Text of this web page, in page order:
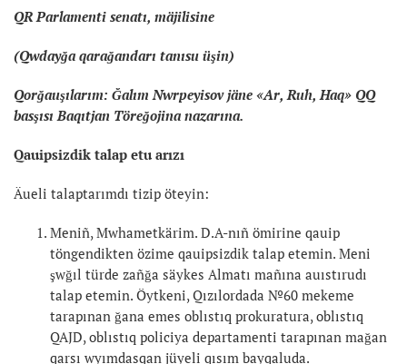
QR Parlamenti senatı, mäjilisine
(Qwdayğa qarağandarı tanısu üşin)
Qorğauşılarım: Ğalım Nwrpeyisov jäne «Ar, Ruh, Haq» QQ
basşısı Baqıtjan Töreğojina nazarına.
Qauipsizdik talap etu arızı
Äueli talaptarımdı tizip öteyin:
Meniñ, Mwhametkärim. D.A-nıñ ömirine qauip
töngendikten özime qauipsizdik talap etemin. Meni
şwğıl türde zañğa säykes Almatı mañına auıstırudı
talap etemin. Öytkeni, Qızılordada №60 mekeme
tarapınan ğana emes oblıstıq prokuratura, oblıstıq
QAJD, oblıstıq policiya departamenti tarapınan mağan
qarsı wyımdasqan jüyeli qısım bayqaluda.